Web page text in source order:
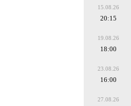
15.08.26
20:15
19.08.26
18:00
23.08.26
16:00
27.08.26